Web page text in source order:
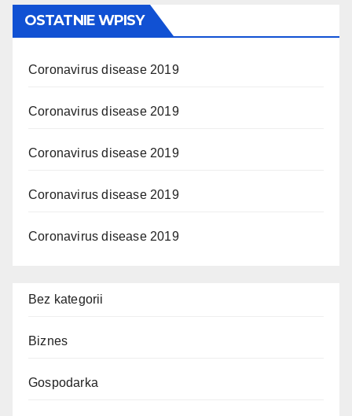
OSTATNIE WPISY
Coronavirus disease 2019
Coronavirus disease 2019
Coronavirus disease 2019
Coronavirus disease 2019
Coronavirus disease 2019
Bez kategorii
Biznes
Gospodarka